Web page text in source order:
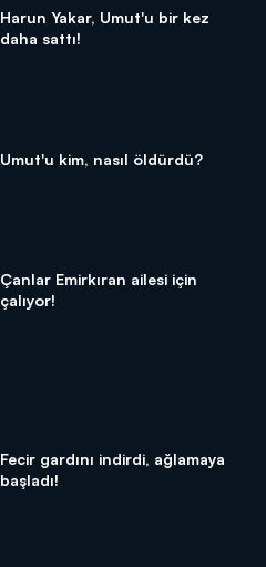
Harun Yakar, Umut'u bir kez
daha sattı!
Umut'u kim, nasıl öldürdü?
Çanlar Emirkıran ailesi için
çalıyor!
Fecir gardını indirdi, ağlamaya
başladı!